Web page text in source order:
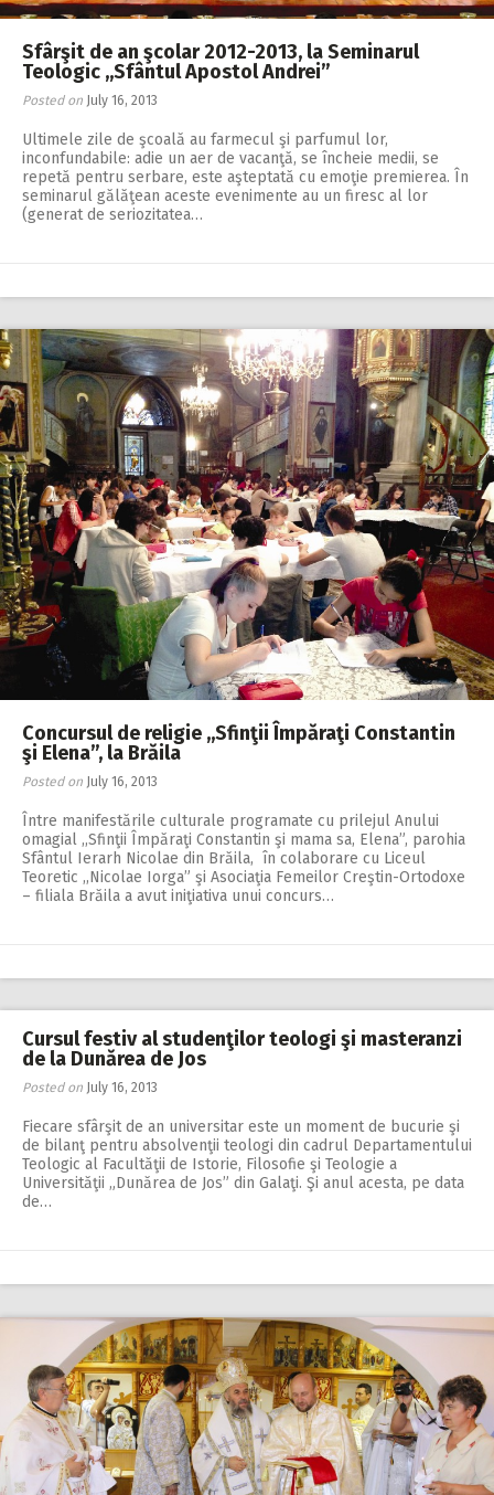
Sfârşit de an şcolar 2012-2013, la Seminarul
Teologic ,,Sfântul Apostol Andrei”
Posted on July 16, 2013
Ultimele zile de şcoală au farmecul şi parfumul lor,
inconfundabile: adie un aer de vacanţă, se încheie medii, se
repetă pentru serbare, este aşteptată cu emoţie premierea. În
seminarul gălăţean aceste evenimente au un firesc al lor
(generat de seriozitatea…
Concursul de religie ,,Sfinţii Împăraţi Constantin
şi Elena”, la Brăila
Posted on July 16, 2013
Între manifestările culturale programate cu prilejul Anului
omagial ,,Sfinţii Împăraţi Constantin şi mama sa, Elena”, parohia
Sfântul Ierarh Nicolae din Brăila, în colaborare cu Liceul
Teoretic ,,Nicolae Iorga” şi Asociaţia Femeilor Creştin-Ortodoxe
– filiala Brăila a avut iniţiativa unui concurs…
Cursul festiv al studenţilor teologi şi masteranzi
de la Dunărea de Jos
Posted on July 16, 2013
Fiecare sfârşit de an universitar este un moment de bucurie şi
de bilanţ pentru absolvenţii teologi din cadrul Departamentului
Teologic al Facultăţii de Istorie, Filosofie şi Teologie a
Universităţii „Dunărea de Jos” din Galaţi. Şi anul acesta, pe data
de…